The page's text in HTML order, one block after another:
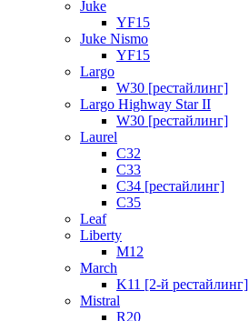
Juke
YF15
Juke Nismo
YF15
Largo
W30 [рестайлинг]
Largo Highway Star II
W30 [рестайлинг]
Laurel
C32
C33
C34 [рестайлинг]
C35
Leaf
Liberty
M12
March
K11 [2-й рестайлинг]
Mistral
R20